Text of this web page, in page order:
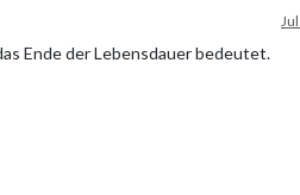
Ende der Lebensdauer bedeutet.